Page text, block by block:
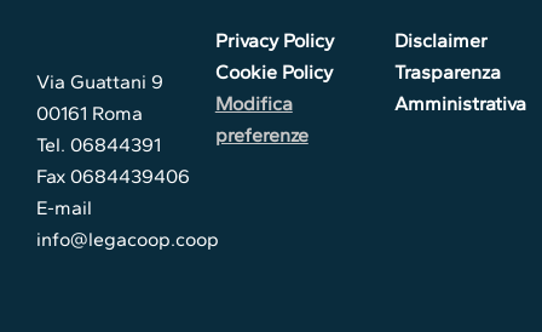
Via Guattani 9
00161 Roma
Tel. 06844391
Fax 0684439406
E-mail
info@legacoop.coop
Privacy Policy
Cookie Policy
Modifica
preferenze
Disclaimer
Trasparenza
Amministrativa